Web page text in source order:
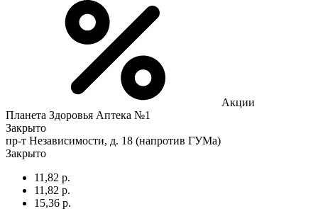
Акции
Планета Здоровья Аптека №1
Закрыто
пр-т Независимости, д. 18 (напротив ГУМа)
Закрыто
11,82 р.
11,82 р.
15,36 р.